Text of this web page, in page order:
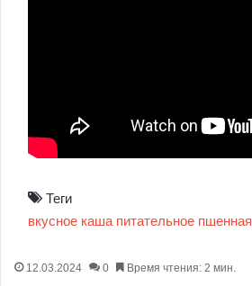
Теги
вкусное каша питательное пшенная
12.03.2024 0 Время чтения: 2 мин.